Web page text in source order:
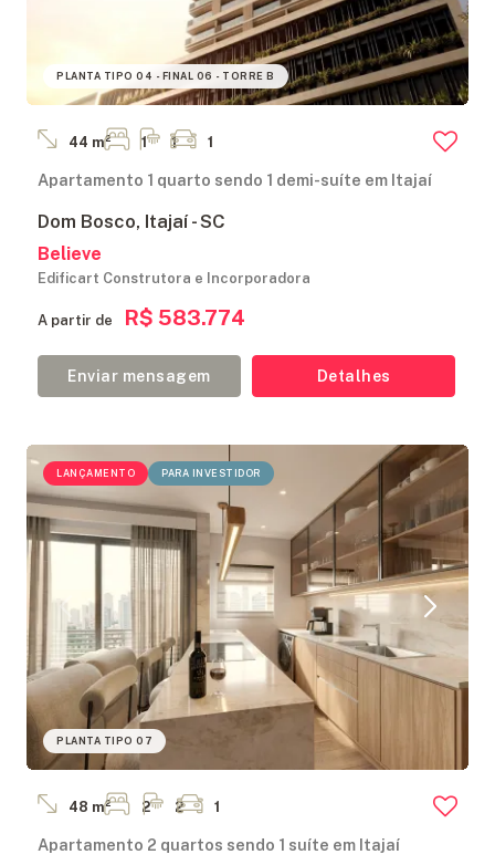
PLANTA TIPO 04 - FINAL 06 - TORRE B
44 m² 1 1 1
Apartamento 1 quarto sendo 1 demi-suíte em Itajaí
Dom Bosco, Itajaí - SC
Believe
Edificart Construtora e Incorporadora
A partir de R$ 583.774
Enviar mensagem Detalhes
LANÇAMENTO PARA INVESTIDOR
PLANTA TIPO 07
48 m² 2 2 1
Apartamento 2 quartos sendo 1 suíte em Itajaí